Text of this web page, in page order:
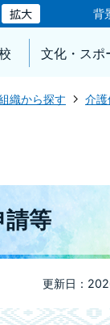
背
文化・スポ
織から探す 介護
請等
更新日：